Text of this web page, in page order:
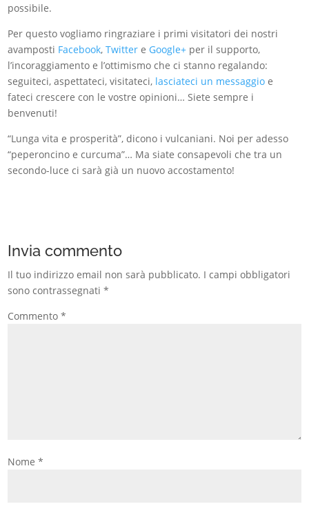
possibile.
Per questo vogliamo ringraziare i primi visitatori dei nostri
avamposti Facebook,Twitter e Google+ per il supporto,
l’incoraggiamento e l’ottimismo che ci stanno regalando:
seguiteci, aspettateci, visitateci, lasciateci un messaggio e
fateci crescere con le vostre opinioni… Siete sempre i
benvenuti!
“Lunga vita e prosperità”, dicono i vulcaniani. Noi per adesso
“peperoncino e curcuma”… Ma siate consapevoli che tra un
secondo-luce ci sarà già un nuovo accostamento!
Invia commento
Il tuo indirizzo email non sarà pubblicato. I campi obbligatori
sono contrassegnati*
Commento*
Nome*